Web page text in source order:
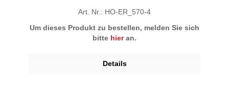
Art. Nr.: HO-ER_570-4
Um dieses Produkt zu bestellen, melden Sie sich
bitte hieran.
Details